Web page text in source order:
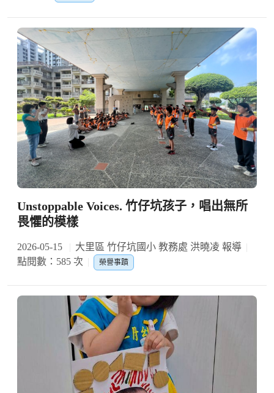
Unstoppable Voices. 竹仔坑孩子，唱出無所
畏懼的模樣
2026-05-15
大里區 竹仔坑國小 教務處 洪曉凌 報導
點閱數：585 次
榮譽事蹟